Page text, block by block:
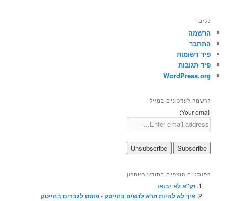
כלים
הרשמה
התחבר
פיד רשומות
פיד תגובות
WordPress.org
הרשמה לעדכונים במייל
Your email:
הפוסטים הנצפים בחודש האחרון
זק"א לא יבואו
איך לא להיות חרא לנשים בהייטק - פוסט לגברים בהייטק